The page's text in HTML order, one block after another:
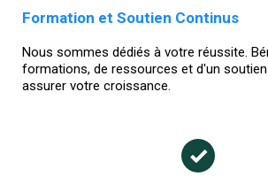
Formation et Soutien Continus
Nous sommes dédiés à votre réussite.
formations, de ressources et d'un
assurer votre croissance.